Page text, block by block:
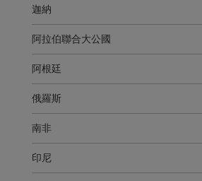
迦納
阿拉伯聯合大公國
阿根廷
俄羅斯
南非
印尼